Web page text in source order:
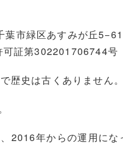
市緑区あすみが丘
証第302201706744号
歴史は古くありません。
2016年からの運用に